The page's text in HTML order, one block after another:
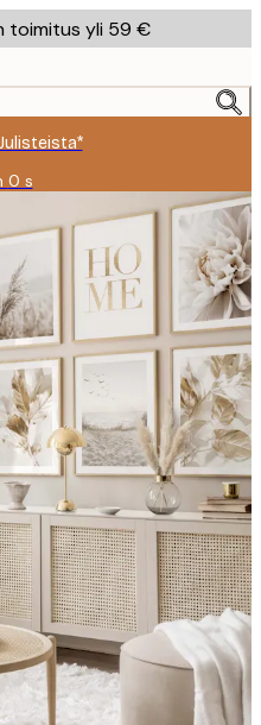
toimitus yli 59 €
0 s
08-